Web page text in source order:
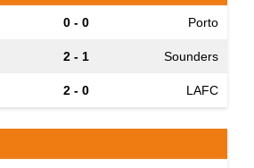
0 - 0 Porto
2 - 1 Sounders
2 - 0 LAFC